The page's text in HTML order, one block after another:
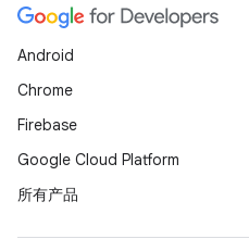
Android
Chrome
Firebase
Google Cloud Platform
所有产品